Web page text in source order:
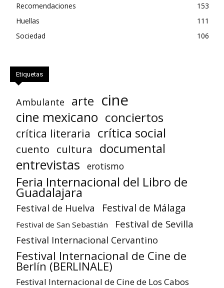
Recomendaciones
153
Huellas
111
Sociedad
106
Etiquetas
Ambulante arte cine
cine mexicano conciertos
crítica literaria crítica social
cuento cultura documental
entrevistas erotismo
Feria Internacional del Libro de
Guadalajara
Festival de Huelva Festival de Málaga
Festival de San Sebastián Festival de Sevilla
Festival Internacional Cervantino
Festival Internacional de Cine de
Berlín (BERLINALE)
Festival Internacional de Cine de Los Cabos